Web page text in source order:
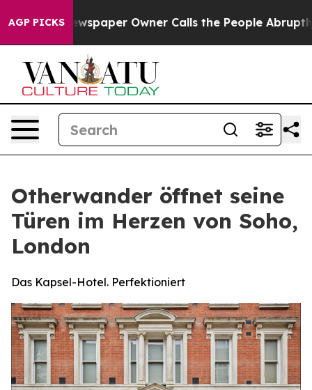
AGP PICKS
Newspaper Owner Calls the People Abruptly Laid
Otherwander öffnet seine
Türen im Herzen von Soho,
London
Das Kapsel-Hotel. Perfektioniert